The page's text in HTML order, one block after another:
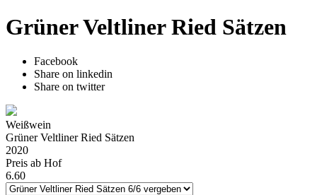
Grüner Veltliner Ried Sätzen
Facebook
Share on linkedin
Share on twitter
Weißwein
Grüner Veltliner Ried Sätzen
2020
Preis ab Hof
6.60